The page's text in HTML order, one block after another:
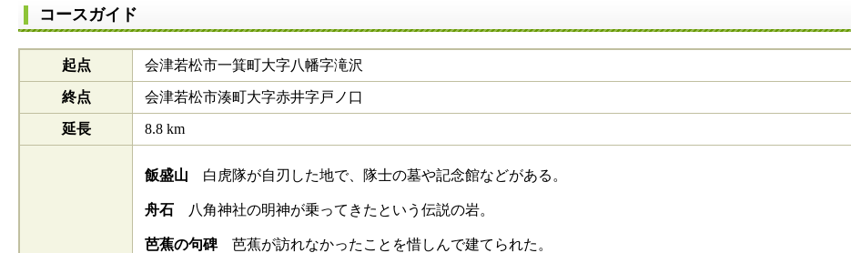
コースガイド
起点 会津若松市一箕町大字八幡字滝沢
終点 会津若松市湊町大字赤井字戸ノ口
延長 8.8 km
飯盛山 白虎隊が自刃した地で、隊士の墓や記念館などがある。
舟石八角神社の明神が乗ってきたという伝説の岩。
芭蕉の句碑芭蕉が訪れなかったことを惜しんで建てられた。